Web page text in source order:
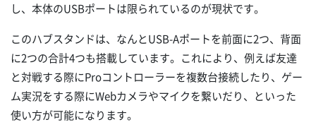
し、本体のUSBポートは限られているのが現状です。
このハブスタンドは、なんとUSB-Aポートを前面に2つ、背面
に2つの合計4つも搭載しています。これにより、例えば友達
と対戦する際にProコントローラーを複数台接続したり、ゲー
ム実況をする際にWebカメラやマイクを繋いだり、といった
使い方が可能になります。